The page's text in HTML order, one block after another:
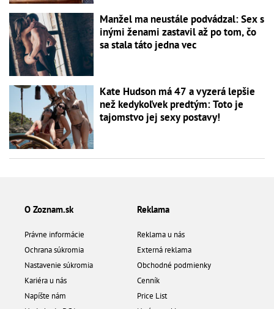
Manžel ma neustále podvádzal: Sex s
inými ženami zastavil až po tom, čo
sa stala táto jedna vec
Kate Hudson má 47 a vyzerá lepšie
než kedykoľvek predtým: Toto je
tajomstvo jej sexy postavy!
O Zoznam.sk
Právne informácie
Ochrana súkromia
Nastavenie súkromia
Kariéra u nás
Napíšte nám
Reklama
Reklama u nás
Externá reklama
Obchodné podmienky
Cenník
Price List